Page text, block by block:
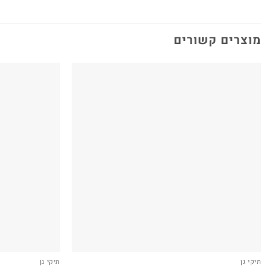
מוצרים קשורים
תיקי גן תיקי גן